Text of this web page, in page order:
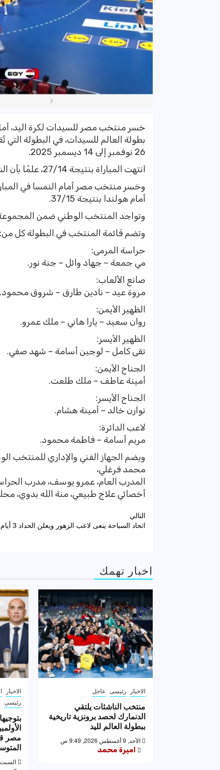
بطولة العالم للسيدات، في البطولة
26 نوفمبر إلى 14 ديسمبر 2025.
انتهت المباراة بنتيجة 27/14، علمًا بأن الشوط الأول انتهى بتقدم الفراعنة بنتيجة 11/10.
أمام هولندا بنتيجة 37/15.
وتواجد المنتخب الوطني ضمن
وتضم قائمة المنتخب في البطولة كل من:
حراسة المرمى:
مي جمعة – جهاد وائل – جنة نور.
صانع الألعاب:
مروة عيد – نادين طارق – شروق محمود.
الظهير الأيمن:
روان سعيد – يارا هاني – ملك عمرو.
الظهير الأيسر:
تقى كامل – لوجين أسامة – شهد صفي.
الجناح الأيمن:
أمينة عاطف – ملك طلعت.
الجناح الأيسر:
نوارن خالد – أمينة هشام.
لاعب الدائرة:
مريم أسامة – فاطمة محمود.
ويضم الجهاز الفني والإداري للمنتخب
محمد فرغلي،
المدرب العام، عمرو يوسف، مدرب
أخصائي علاج طبيعي، منة الله بدوي،
تصفّح
المقالات
التالي
اتحاد السباحة ينعى لاعب الزهور ويعلن الحداد 3 أيام
اخبار تهمك
الاخبار رئيسى عاجل
منتخب الناشئات يلتقي
الدنمارك لحصد برونزية تاريخية
ببطولة العالم لليد
الأحد, 9 أغسطس 2026, 9:49 ص
اميرة محمد
الاخبار
رئيسى
مصر
السبت, 8 أغسطس 2026,